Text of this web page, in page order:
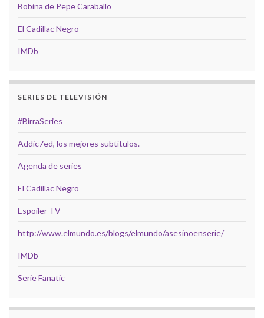
Bobina de Pepe Caraballo
El Cadillac Negro
IMDb
SERIES DE TELEVISIÓN
#BirraSeries
Addic7ed, los mejores subtítulos.
Agenda de series
El Cadillac Negro
Espoiler TV
http://www.elmundo.es/blogs/elmundo/asesinoenserie/
IMDb
Serie Fanatic